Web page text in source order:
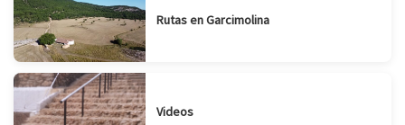
Rutas en Garcimolina
Videos